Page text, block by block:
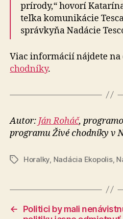
prírody,“ hovorí
teľ­ka ko­mu­ni­ká­cie
správ­kyňa Nadácie
Viac informácií nájdete na
chodníky.
Autor: Ján Roháč,
programu Živé chodníky v
ZnačkyHoralky Nadácia Ekopolis,
←
Politici by mali